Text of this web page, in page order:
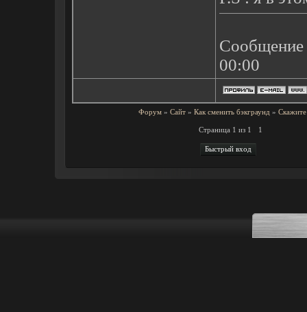
00:00
Форум » Сайт » Как сменить бэкграунд » Скажите
Страница 1 из 1 1